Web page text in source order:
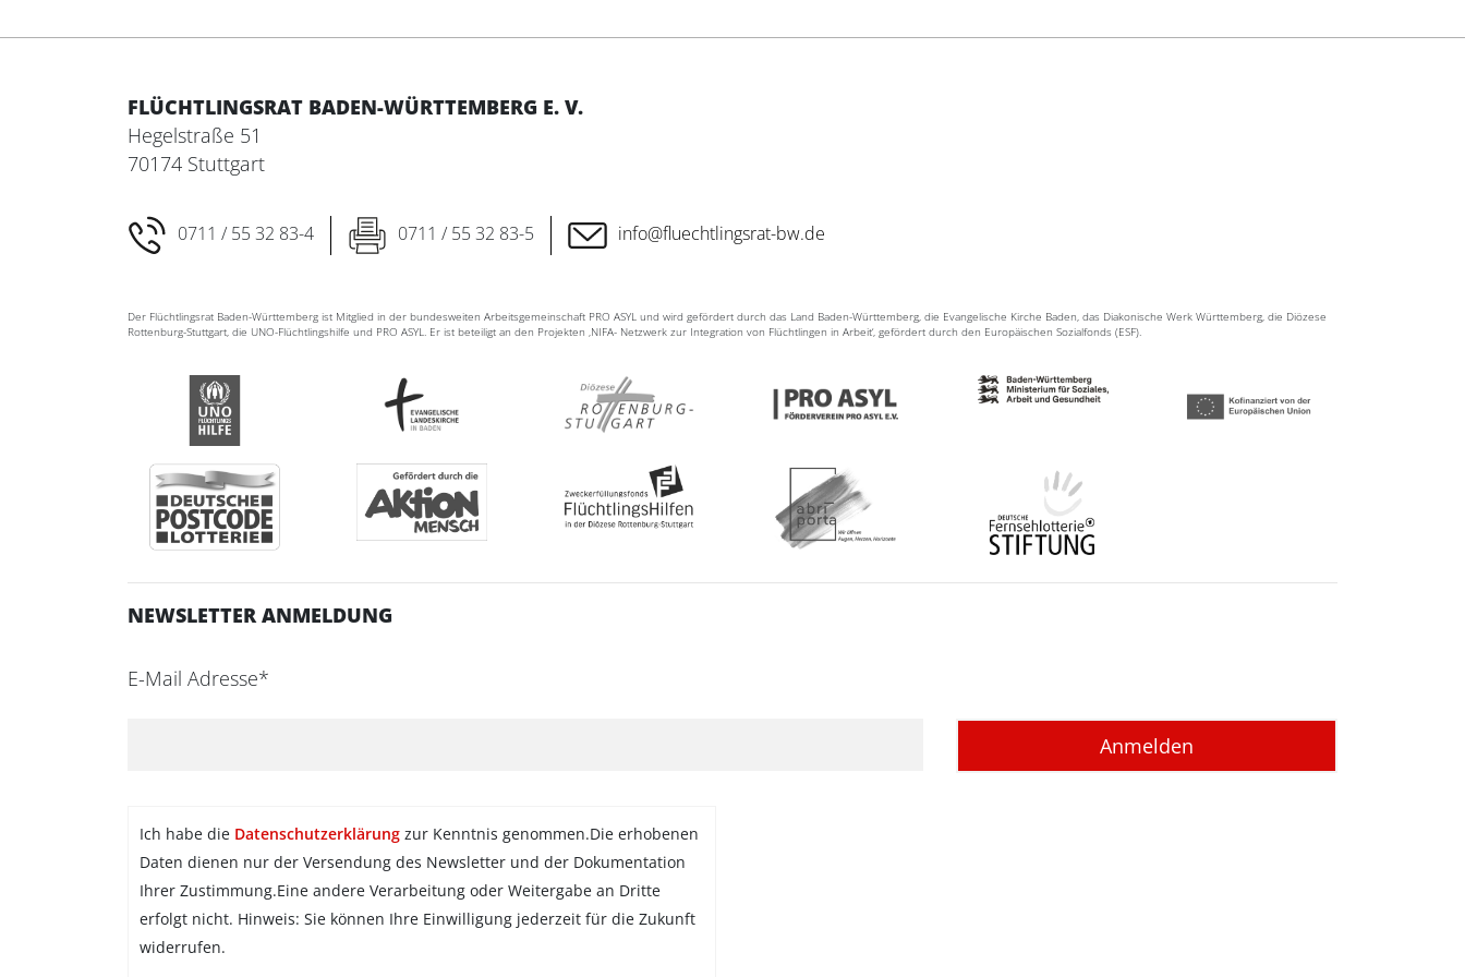
FLÜCHTLINGSRAT BADEN-WÜRTTEMBERG E. V.
Hegelstraße 51
70174 Stuttgart
0711 / 55 32 83-4 0711 / 55 32 83-5 info@fluechtlingsrat-bw.de
Der Flüchtlingsrat Baden-Württemberg ist Mitglied in der bundesweiten Arbeitsgemeinschaft PRO ASYL und wird gefördert durch das Land Baden-Württemberg, die Evangelische Kirche Baden, das Diakonische Werk Württemberg, die Diözese
Rottenburg-Stuttgart, die UNO-Flüchtlingshilfe und PRO ASYL. Er ist beteiligt an den Projekten ‚NIFA- Netzwerk zur Integration von Flüchtlingen in Arbeit‘, gefördert durch den Europäischen Sozialfonds (ESF).
NEWSLETTER ANMELDUNG
E-Mail Adresse*
Ich habe die Datenschutzerklärung zur Kenntnis genommen.Die erhobenen
Daten dienen nur der Versendung des Newsletter und der Dokumentation
Ihrer Zustimmung.Eine andere Verarbeitung oder Weitergabe an Dritte
erfolgt nicht. Hinweis: Sie können Ihre Einwilligung jederzeit für die Zukunft
widerrufen.